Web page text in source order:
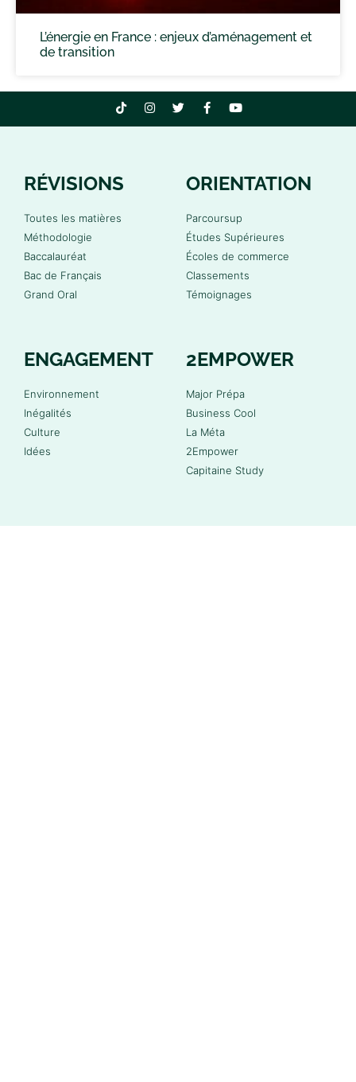
L’énergie en France : enjeux d’aménagement et
de transition
RÉVISIONS
Toutes les matières
Méthodologie
Baccalauréat
Bac de Français
Grand Oral
ORIENTATION
Parcoursup
Études Supérieures
Écoles de commerce
Classements
Témoignages
ENGAGEMENT
Environnement
Inégalités
Culture
Idées
2EMPOWER
Major Prépa
Business Cool
La Méta
2Empower
Capitaine Study